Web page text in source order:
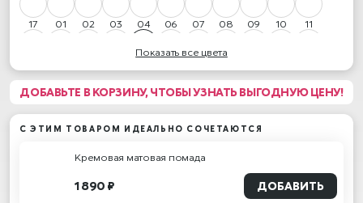
17 01 02 03 04 06 07 08 09 10 11
30 34
Показать все цвета
ДОБАВЬТЕ В КОРЗИНУ, ЧТОБЫ УЗНАТЬ ВЫГОДНУЮ ЦЕНУ!
С ЭТИМ ТОВАРОМ ИДЕАЛЬНО СОЧЕТАЮТСЯ
Кремовая матовая помада
1 890 ₽ ДОБАВИТЬ